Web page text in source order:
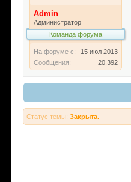
Admin
Администратор
Команда форума
На форуме с:
15 июл 2013
Сообщения:
20.392
Статус темы: Закрыта.